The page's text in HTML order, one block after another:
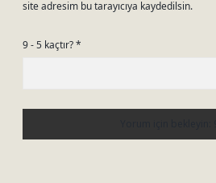
site adresim bu tarayıcıya kaydedilsin.
9 - 5 kaçtır?*